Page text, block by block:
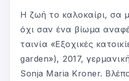
Η ζωή το καλοκαίρι, σα
όχι σαν ένα βίωμα
ταινία «Εξοχικές
garden»), 2017,
Sonja Maria Kroner.